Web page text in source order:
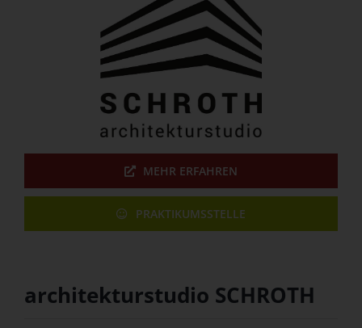
MEHR ERFAHREN
PRAKTIKUMSSTELLE
architekturstudio SCHROTH